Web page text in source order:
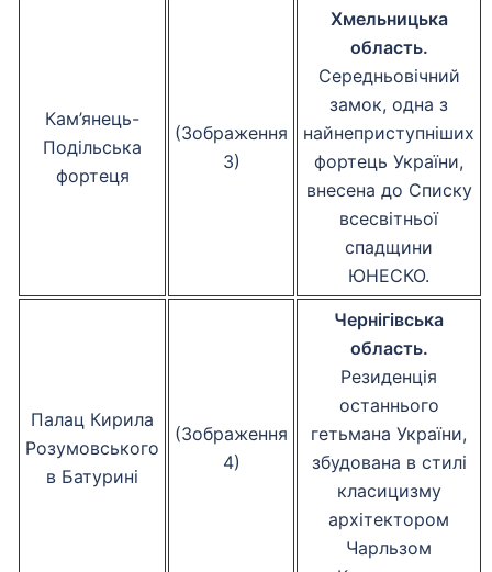
Кам’янець-
Подільська
фортеця
(Зображення
3)
Хмельницька
область.
Середньовічний
замок, одна з
найнеприступніших
фортець України,
внесена до Списку
всесвітньої
спадщини
ЮНЕСКО.
Палац Кирила
Розумовського
в Батурині
(Зображення
4)
Чернігівська
область.
Резиденція
останнього
гетьмана України,
збудована в стилі
класицизму
архітектором
Чарльзом